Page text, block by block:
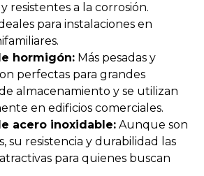
resistentes a la corrosión.
para instalaciones en
hormigón: Más pesadas y
perfectas para grandes
almacenamiento y se utilizan
en edificios comerciales.
acero inoxidable: Aunque son
su resistencia y durabilidad las
para quienes buscan